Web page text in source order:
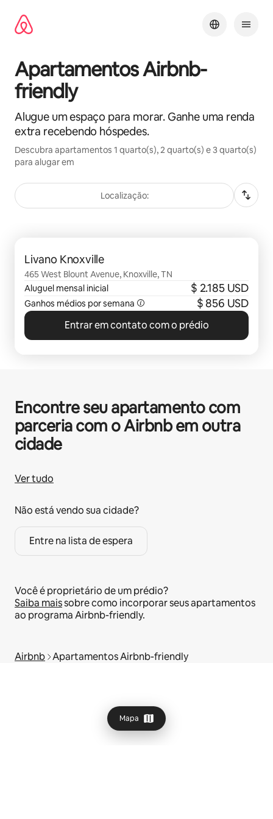
Apartamentos Airbnb-
friendly
Alugue um espaço para morar. Ganhe uma renda
extra recebendo hóspedes.
Descubra apartamentos 1 quarto(s), 2 quarto(s) e 3 quarto(s)
para alugar em
Localização:
Livano Knoxville
465 West Blount Avenue, Knoxville, TN
Aluguel mensal inicial
$ 2.185 USD
Ganhos médios por semana $ 856 USD
Entrar em contato com o prédio
Mapa
Encontre seu apartamento com
parceria com o Airbnb em outra
cidade
Ver tudo
Não está vendo sua cidade?
Entre na lista de espera
Você é proprietário de um prédio?
Saiba maissobre como incorporar seus apartamentos
ao programa Airbnb-friendly.
Airbnb Apartamentos Airbnb-friendly